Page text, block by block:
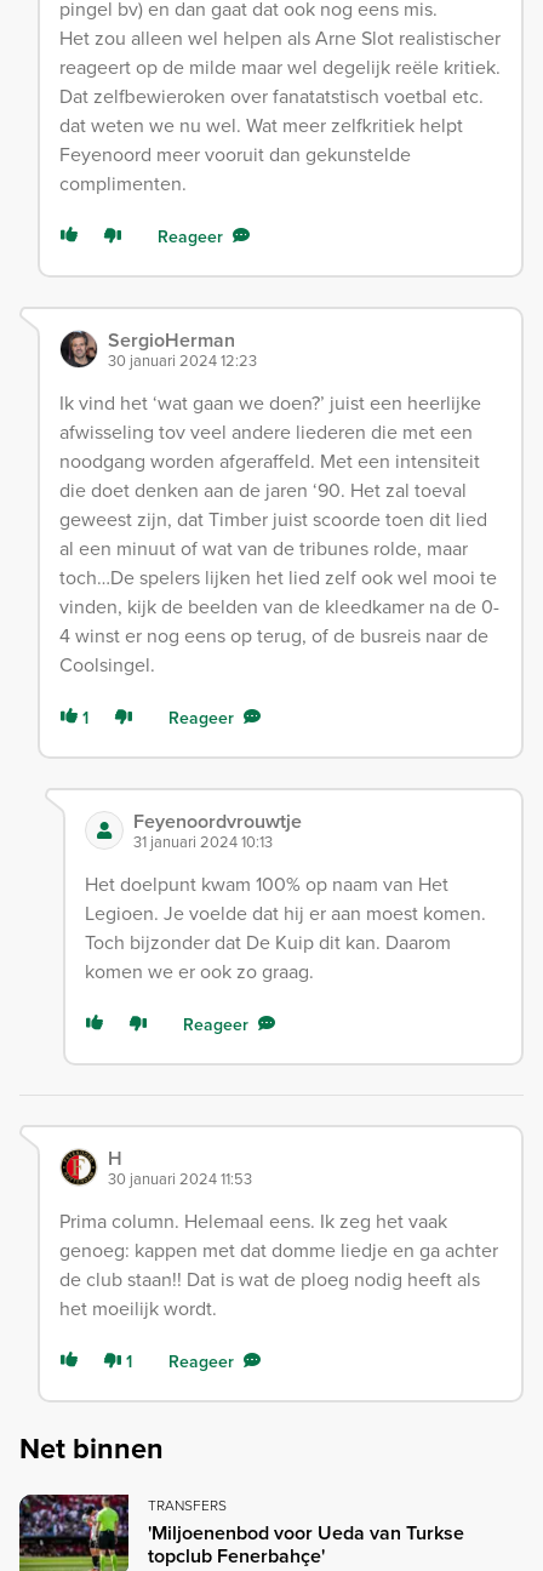
pingel bv) en dan gaat dat ook nog eens mis.
Het zou alleen wel helpen als Arne Slot realistischer
reageert op de milde maar wel degelijk reële kritiek.
Dat zelfbewieroken over fanatatstisch voetbal etc.
dat weten we nu wel. Wat meer zelfkritiek helpt
Feyenoord meer vooruit dan gekunstelde
complimenten.
Reageer
SergioHerman
30 januari 2024 12:23
Ik vind het ‘wat gaan we doen?’ juist een heerlijke
afwisseling tov veel andere liederen die met een
noodgang worden afgeraffeld. Met een intensiteit
die doet denken aan de jaren ‘90. Het zal toeval
geweest zijn, dat Timber juist scoorde toen dit lied
al een minuut of wat van de tribunes rolde, maar
toch…De spelers lijken het lied zelf ook wel mooi te
vinden, kijk de beelden van de kleedkamer na de 0-
4 winst er nog eens op terug, of de busreis naar de
Coolsingel.
1 Reageer
Feyenoordvrouwtje
31 januari 2024 10:13
Het doelpunt kwam 100% op naam van Het
Legioen. Je voelde dat hij er aan moest komen.
Toch bijzonder dat De Kuip dit kan. Daarom
komen we er ook zo graag.
Reageer
H
30 januari 2024 11:53
Prima column. Helemaal eens. Ik zeg het vaak
genoeg: kappen met dat domme liedje en ga achter
de club staan!! Dat is wat de ploeg nodig heeft als
het moeilijk wordt.
1 Reageer
Net binnen
TRANSFERS
'Miljoenenbod voor Ueda van Turkse
topclub Fenerbahçe'